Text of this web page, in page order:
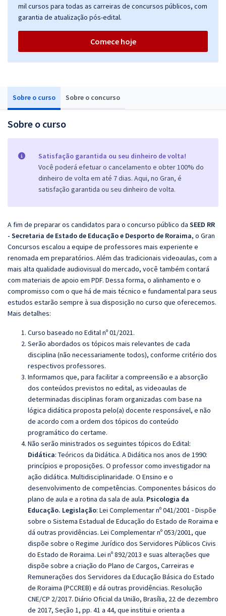
Sobre o curso Sobre o concurso
Sobre o curso
Satisfação garantida ou seu dinheiro de volta!
Você poderá efetuar o cancelamento e obter 100% do
dinheiro de volta em até 7 dias. Aqui, no Gran, é
satisfação garantida ou seu dinheiro de volta.
A fim de preparar os candidatos para o concurso público da SEED RR
- Secretaria de Estado de Educação e Desporto de Roraima, o Gran
Concursos escalou a equipe de professores mais experiente e
renomada em preparatórios. Além das tradicionais videoaulas, com a
mais alta qualidade audiovisual do mercado, você também contará
com materiais de apoio em PDF. Dessa forma, o alinhamento e o
compromisso com o que há de mais técnico e fundamental para seus
estudos estarão sempre à sua disposição no curso que oferecemos.
Mais detalhes:
Curso baseado no Edital nº 01/2021.
Serão abordados os tópicos mais relevantes de cada
disciplina (não necessariamente todos), conforme critério dos
respectivos professores.
Informamos que, para facilitar a compreensão e a absorção
dos conteúdos previstos no edital, as videoaulas de
determinadas disciplinas foram organizadas com base na
lógica didática proposta pelo(a) docente responsável, e não
de acordo com a ordem dos tópicos do conteúdo
programático do certame.
Não serão ministrados os seguintes tópicos do Edital:
Didática: Teóricos da Didática. A Didática nos anos de 1990:
princípios e proposições. O professor como investigador na
ação didática. Multidisciplinaridade. O Ensino e o
desenvolvimento de competências. Componentes básicos do
plano de aula e a rotina da sala de aula. Psicologia da
Educação. Legislação: Lei Complementar nº 041/2001 - Dispõe
sobre o Sistema Estadual de Educação do Estado de Roraima e
dá outras providências. Lei Complementar nº 053/2001, que
dispõe sobre o Regime Jurídico dos Servidores Públicos Civis
do Estado de Roraima. Lei nº 892/2013 e suas alterações que
dispõe sobre a criação do Plano de Cargos, Carreiras e
Remunerações dos Servidores da Educação Básica do Estado
de Roraima (PCCREB) e dá outras providências. Resolução
CNE/CP 2/2017. Diário Oficial da União, Brasília, 22 de dezembro
de 2017, Seção 1, pp. 41 a 44, que institui e orienta a
mil cursos para todas as carreiras de concursos públicos, com
garantia de atualização pós-edital.
Comece hoje